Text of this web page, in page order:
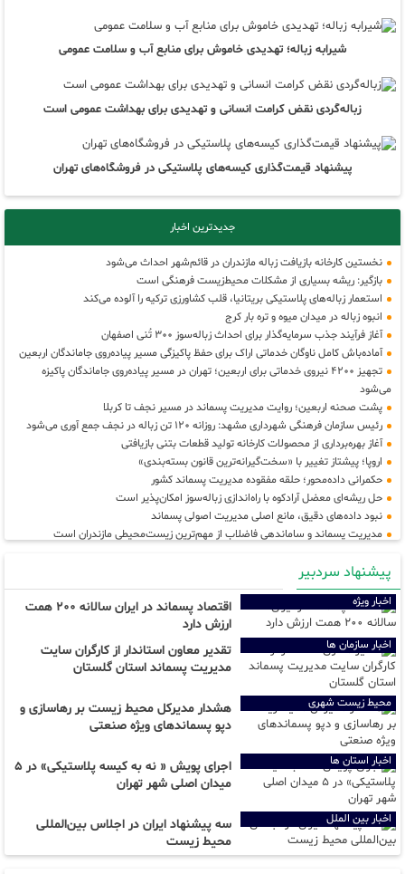
شیرابه زباله؛ تهدیدی خاموش برای منابع آب و سلامت عمومی
زباله‌گردی نقض کرامت انسانی و تهدیدی برای بهداشت عمومی است
پیشنهاد قیمت‌گذاری کیسه‌های پلاستیکی در فروشگاه‌های تهران
جدیدترین اخبار
نخستین کارخانه بازیافت زباله مازندران در قائم‌شهر احداث می‌شود
بازگیر: ریشه بسیاری از مشکلات محیط‌زیست فرهنگی است
استعمار زباله‌های پلاستیکی بریتانیا، قلب کشاورزی ترکیه را آلوده می‌کند
انبوه زباله در میدان میوه و تره بار کرج
آغاز فرآیند جذب سرمایه‌گذار برای احداث زباله‌سوز ۳۰۰ تُنی اصفهان
آماده‌باش کامل ناوگان خدماتی اراک برای حفظ پاکیزگی مسیر پیاده‌روی جاماندگان اربعین
تجهیز ۴۲۰۰ نیروی خدماتی برای اربعین؛ تهران در مسیر پیاده‌روی جاماندگان پاکیزه
می‌شود
پشت صحنه اربعین؛ روایت مدیریت پسماند در مسیر نجف تا کربلا
رئیس سازمان فرهنگی شهرداری مشهد: روزانه ۱۲۰ تن زباله در نجف جمع آوری می‌شود
آغاز بهره‌برداری از محصولات کارخانه تولید قطعات بتنی بازیافتی
اروپا؛ پیشتاز تغییر با «سخت‌گیرانه‌ترین قانون بسته‌بندی»
حکمرانی داده‌محور؛ حلقه مفقوده مدیریت پسماند کشور
حل ریشه‌ای معضل آرادکوه با راه‌اندازی زباله‌سوز امکان‌پذیر است
نبود داده‌های دقیق، مانع اصلی مدیریت اصولی پسماند
مدیریت پسماند و ساماندهی فاضلاب از مهم‌ترین زیست‌محیطی مازندران است
شهری شهرداری مشهد
پیشرفت چشمگیر راه دسترسی،سیستم پیش تصفیه و آمادگی کامل تصفیه‌خانه
زباله‌سوز ساری
خطر پنهان در زباله‌های خانگی؛ راهکارهای اصولی برای دفع پسماندهای عفونی و دارویی
محل فعلی بازیافت کیش به پروژه گردشگری تبدیل می‌شود
پیشنهاد سردبیر
اخبار ویژه
اقتصاد پسماند در ایران سالانه ۲۰۰ همت
ارزش دارد
اخبار سازمان ها
تقدیر معاون استاندار از کارگران سایت
مدیریت پسماند استان گلستان
محیط زیست شهری
هشدار مدیرکل محیط زیست بر رهاسازی و
دپو پسماند‌های ویژه صنعتی
اخبار استان ها
اجرای پویش « نه به کیسه پلاستیکی» در ۵
میدان اصلی شهر تهران
اخبار بین الملل
سه پیشنهاد ایران در اجلاس بین‌المللی
محیط زیست